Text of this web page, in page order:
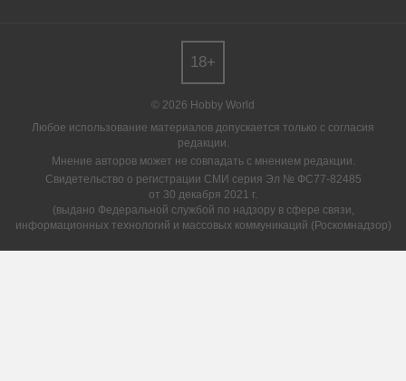
© 2026 Hobby World
Любое использование материалов допускается только с согласия
редакции.
Мнение авторов может не совпадать с мнением редакции.
Свидетельство о регистрации СМИ серия Эл № ФС77-82485
от 30 декабря 2021 г.
(выдано Федеральной службой по надзору в сфере связи,
информационных технологий и массовых коммуникаций (Роскомнадзор)
18+